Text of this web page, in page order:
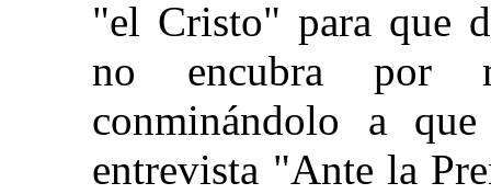
"el Cristo" para que
no encubra por
conminándolo a que
entrevista "Ante la